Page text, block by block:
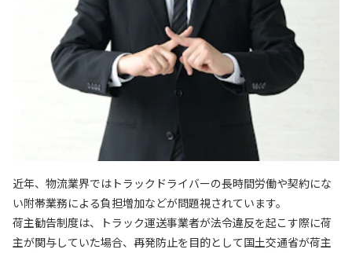
近年、物流業界ではトラックドライバーの長時間労働や契約にな
い附帯業務による負担増加などが問題視されています。
荷主勧告制度は、トラック運送事業者が法令違反を起こす際に荷
主が関与していた場合、再発防止を目的として国土交通省が荷主